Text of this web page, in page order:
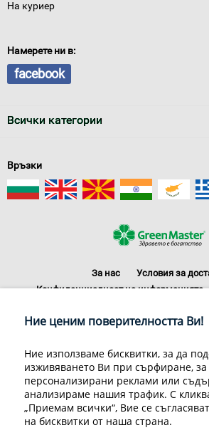
На куриер
Намерете ни в:
facebook
Всички категории
Връзки
За нас
Условия за
Конфиденциалност на информацията
Контакти
070070220
© 1998-2020 Green Master Group Ltd,
Developed bySirma CI
Ние ценим поверителността Ви!
Ние използваме бисквитки, за да
изживяването Ви при сърфиране, за
персонализирани реклами или
анализираме нашия трафик. С
„Приемам всички“, Вие се
на бисквитки от наша страна.